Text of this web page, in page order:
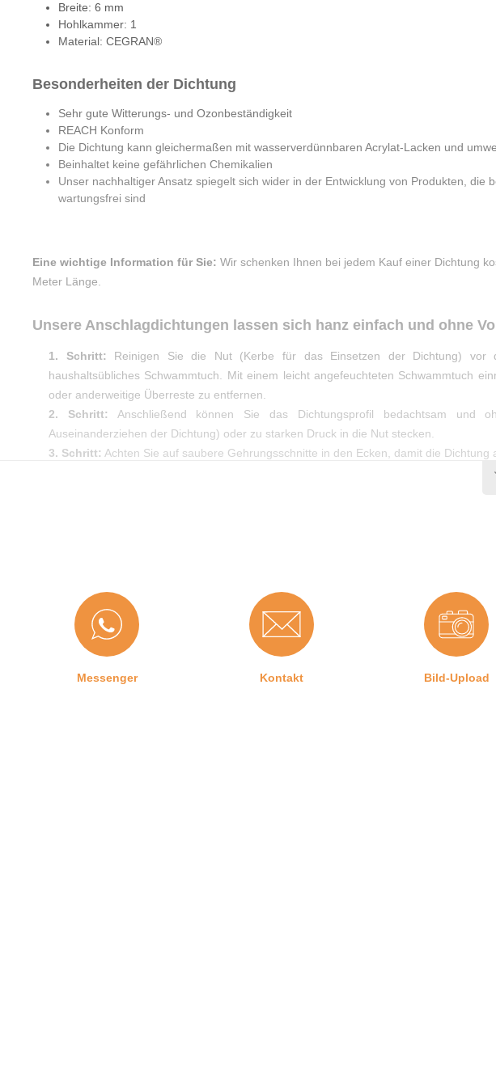
Breite: 6 mm
Hohlkammer: 1
Material: CEGRAN®
Besonderheiten der Dichtung
Sehr gute Witterungs- und Ozonbeständigkeit
REACH Konform
Die Dichtung kann gleichermaßen mit wasserverdünnbaren Acrylat-Lacken und
Beinhaltet keine gefährlichen Chemikalien
Unser nachhaltiger Ansatz spiegelt sich wider in der Entwicklung von Produkten, die
wartungsfrei sind
Eine wichtige Information für Sie: Wir schenken Ihnen bei jedem Kauf einer Dichtung
Meter Länge.
Unsere Anschlagdichtungen lassen sich hanz einfach und ohne
1. Schritt: Reinigen Sie die Nut (Kerbe für das Einsetzen der Dichtung) vor
haushaltsübliches Schwammtuch. Mit einem leicht angefeuchteten Schwammtuch
oder anderweitige Überreste zu entfernen.
2. Schritt:
Anschließend können Sie das Dichtungsprofil bedachtsam und
Auseinanderziehen der Dichtung) oder zu starken Druck in die Nut stecken.
3. Schritt: Achten Sie auf saubere Gehrungsschnitte in den Ecken, damit die Dichtung
Messenger Kontakt Bild-Upload